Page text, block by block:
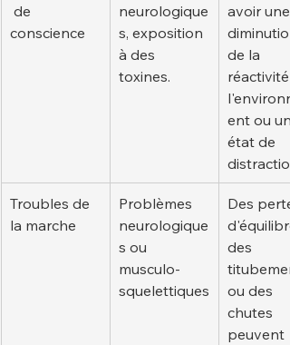
de
conscience
neurologique
s, exposition
à des
toxines.
avoir une
de la
réactivité
ent ou un
état de
Troubles de
la marche
Problèmes
neurologique
s ou
musculo-
squelettiques
Des
des
ou des
chutes
peuvent